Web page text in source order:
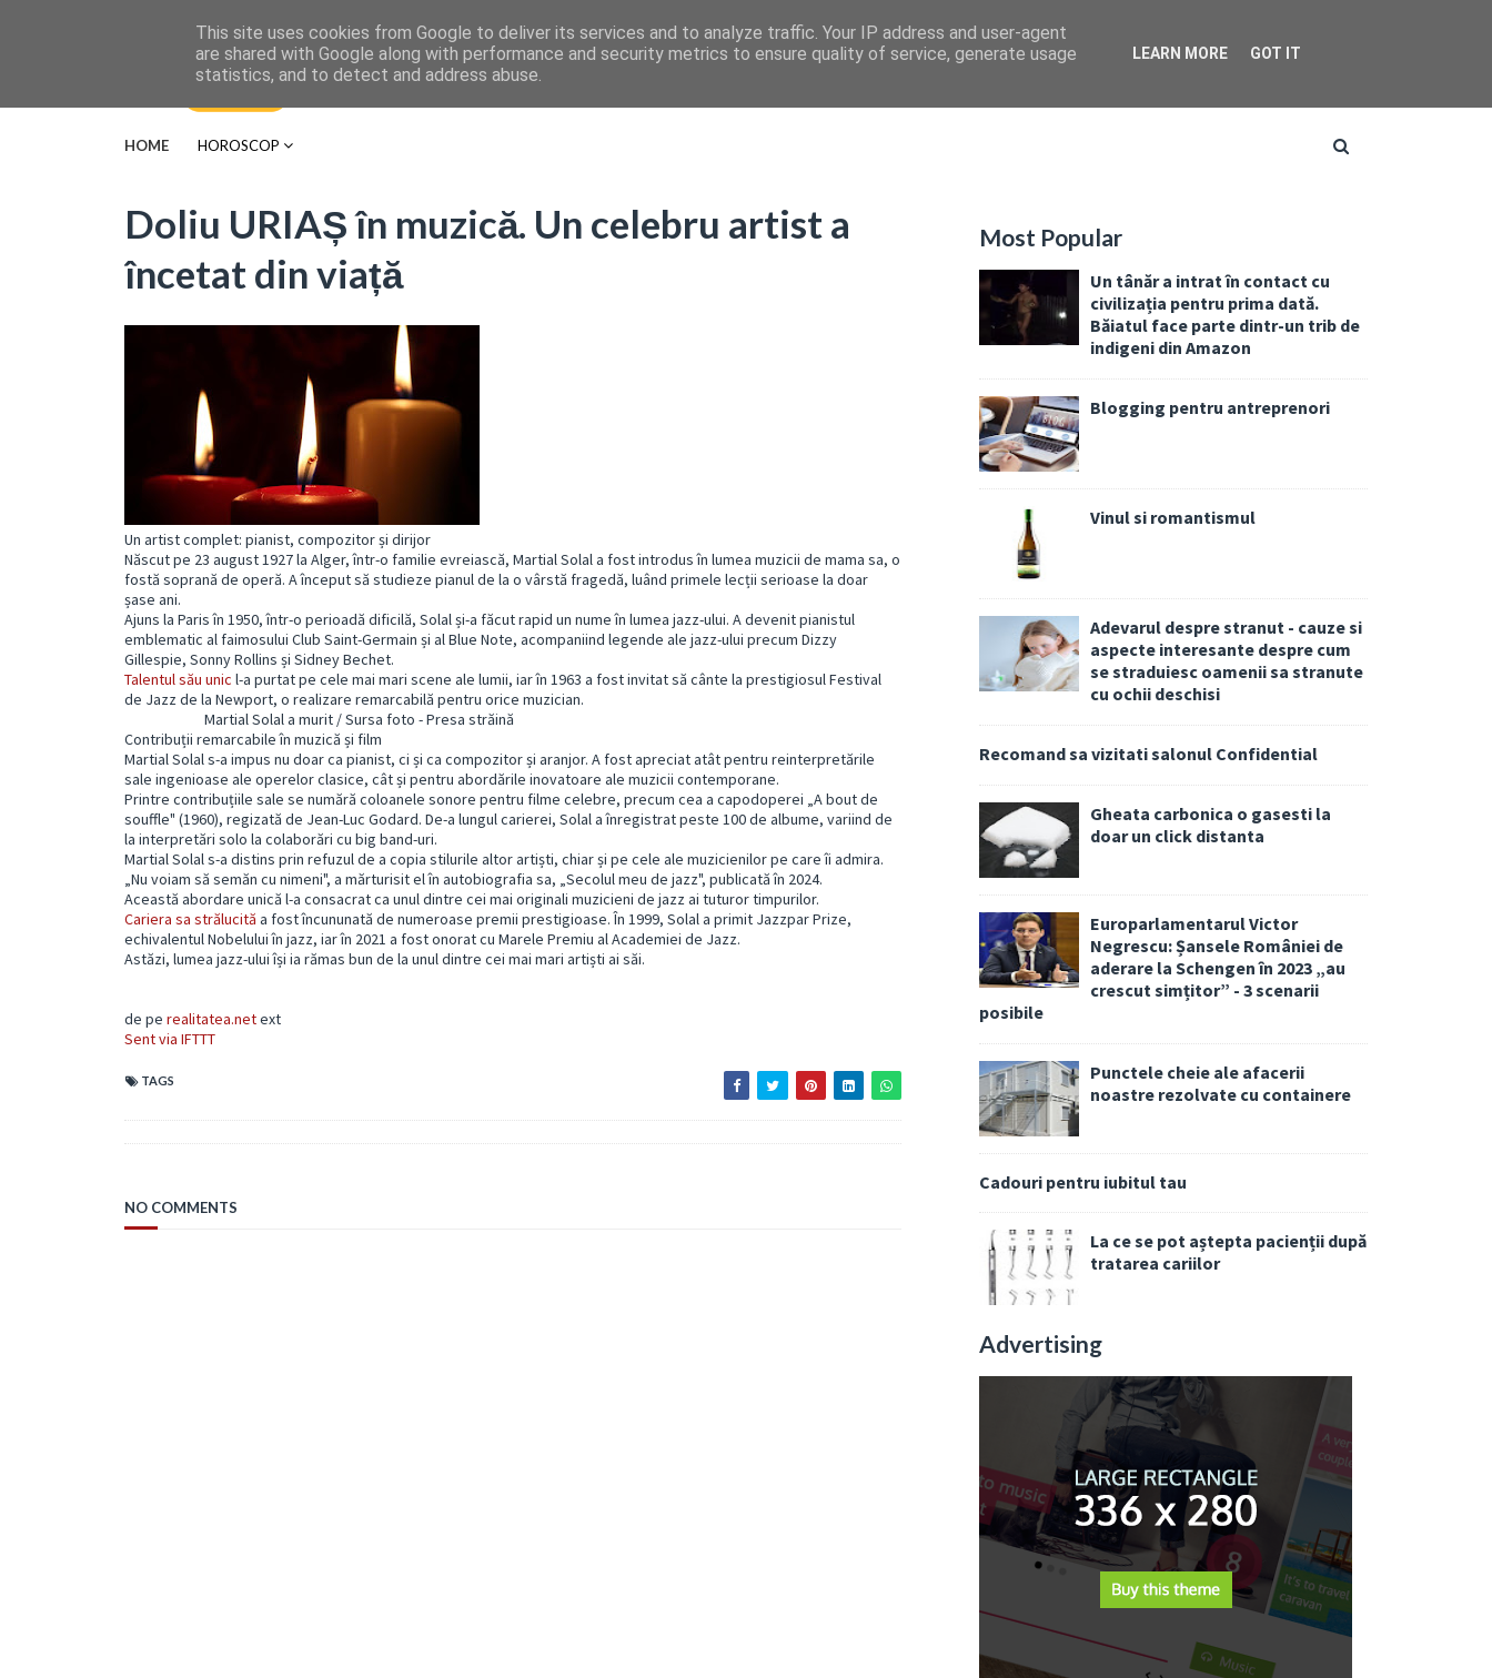
HOME HOROSCOP
Doliu URIAȘ în muzică. Un celebru artist a
încetat din viață
Un artist complet: pianist, compozitor și dirijor
Născut pe 23 august 1927 la Alger, într-o familie evreiască, Martial Solal a fost introdus în lumea muzicii de mama sa, o
fostă soprană de operă. A început să studieze pianul de la o vârstă fragedă, luând primele lecții serioase la doar
șase ani.
Ajuns la Paris în 1950, într-o perioadă dificilă, Solal și-a făcut rapid un nume în lumea jazz-ului. A devenit pianistul
emblematic al faimosului Club Saint-Germain și al Blue Note, acompaniind legende ale jazz-ului precum Dizzy
Gillespie, Sonny Rollins și Sidney Bechet.
Talentul său unic l-a purtat pe cele mai mari scene ale lumii, iar în 1963 a fost invitat să cânte la prestigiosul Festival
de Jazz de la Newport, o realizare remarcabilă pentru orice muzician.
Martial Solal a murit / Sursa foto - Presa străină
Contribuții remarcabile în muzică și film
Martial Solal s-a impus nu doar ca pianist, ci și ca compozitor și aranjor. A fost apreciat atât pentru reinterpretările
sale ingenioase ale operelor clasice, cât și pentru abordările inovatoare ale muzicii contemporane.
Printre contribuțiile sale se numără coloanele sonore pentru filme celebre, precum cea a capodoperei „A bout de
souffle" (1960), regizată de Jean-Luc Godard. De-a lungul carierei, Solal a înregistrat peste 100 de albume, variind de
la interpretări solo la colaborări cu big band-uri.
Martial Solal s-a distins prin refuzul de a copia stilurile altor artiști, chiar și pe cele ale muzicienilor pe care îi admira.
„Nu voiam să semăn cu nimeni", a mărturisit el în autobiografia sa, „Secolul meu de jazz", publicată în 2024.
Această abordare unică l-a consacrat ca unul dintre cei mai originali muzicieni de jazz ai tuturor timpurilor.
Cariera sa strălucită a fost încununată de numeroase premii prestigioase. În 1999, Solal a primit Jazzpar Prize,
echivalentul Nobelului în jazz, iar în 2021 a fost onorat cu Marele Premiu al Academiei de Jazz.
Astăzi, lumea jazz-ului își ia rămas bun de la unul dintre cei mai mari artiști ai săi.
de pe realitatea.netext
Sent via IFTTT
TAGS
NO COMMENTS
Most Popular
Un tânăr a intrat în contact cu
civilizația pentru prima dată.
Băiatul face parte dintr-un trib de
indigeni din Amazon
Blogging pentru antreprenori
Vinul si romantismul
Adevarul despre stranut - cauze si
aspecte interesante despre cum
se straduiesc oamenii sa stranute
cu ochii deschisi
Recomand sa vizitati salonul Confidential
Gheata carbonica o gasesti la
doar un click distanta
Europarlamentarul Victor
Negrescu: Șansele României de
aderare la Schengen în 2023 „au
crescut simțitor” - 3 scenarii
posibile
Punctele cheie ale afacerii
noastre rezolvate cu containere
Cadouri pentru iubitul tau
La ce se pot aștepta pacienții după
tratarea cariilor
Advertising
This site uses cookies from Google to deliver its services and to analyze traffic. Your IP address and user-agent
are shared with Google along with performance and security metrics to ensure quality of service, generate usage
statistics, and to detect and address abuse.
LEARN MORE GOT IT